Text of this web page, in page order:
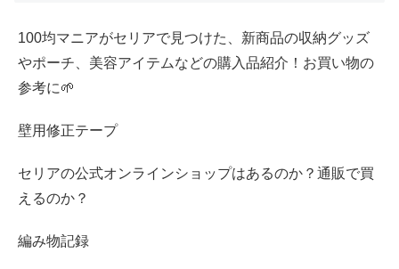
100均マニアがセリアで見つけた、新商品の収納グッズ
やポーチ、美容アイテムなどの購入品紹介！お買い物の
参考に🌱
壁用修正テープ
セリアの公式オンラインショップはあるのか？通販で買
えるのか？
編み物記録